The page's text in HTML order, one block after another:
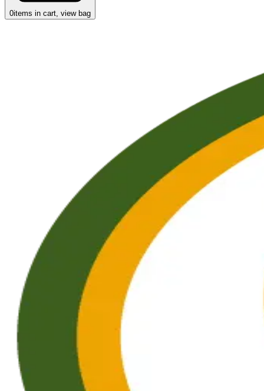
0items in cart, view bag